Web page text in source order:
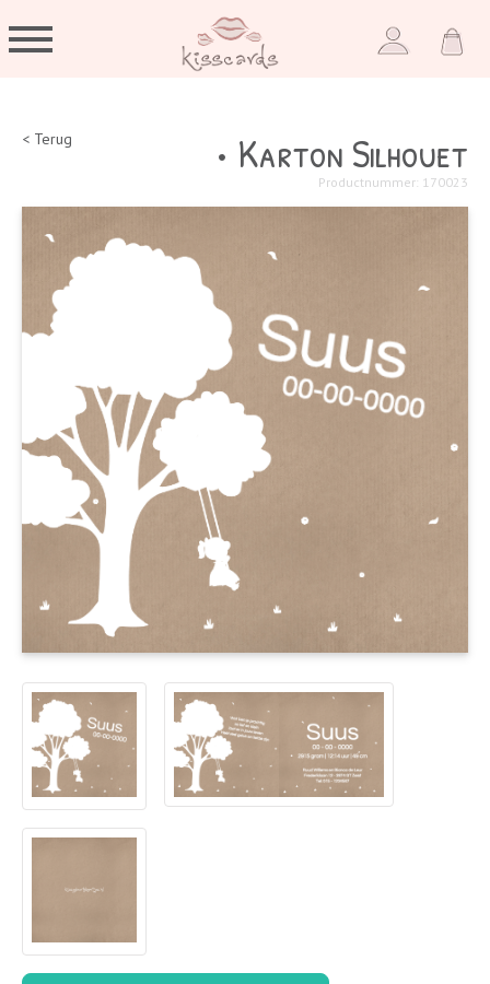
< Terug • Karton Silhouet
Productnummer: 170023